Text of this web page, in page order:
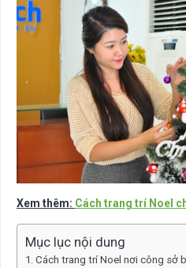
Xem thêm: Cách trang trí Noel
Mục lục nội dung
Cách trang trí Noel nơi công sở